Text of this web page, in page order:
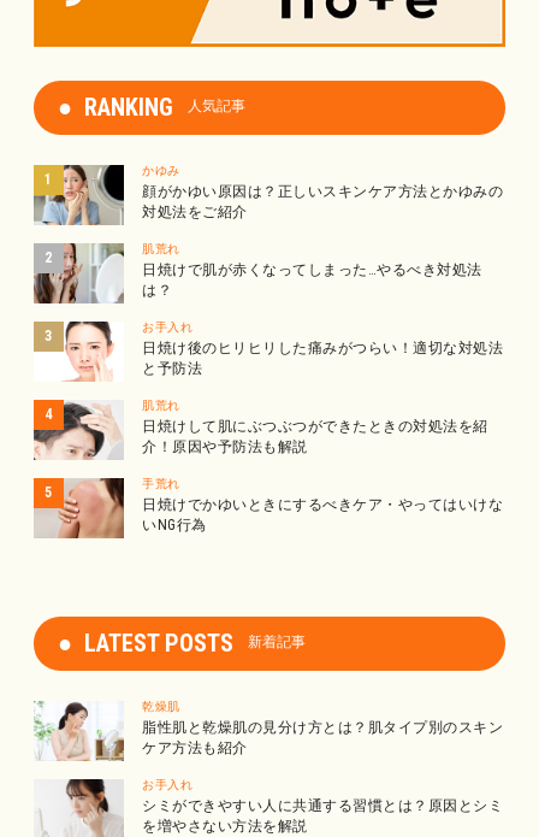
RANKING 人気記事
かゆみ
顔がかゆい原因は？正しいスキンケア方法とかゆみの
対処法をご紹介
肌荒れ
日焼けで肌が赤くなってしまった…やるべき対処法
は？
お手入れ
日焼け後のヒリヒリした痛みがつらい！適切な対処法
と予防法
肌荒れ
日焼けして肌にぶつぶつができたときの対処法を紹
介！原因や予防法も解説
手荒れ
日焼けでかゆいときにするべきケア・やってはいけな
いNG行為
LATEST POSTS 新着記事
乾燥肌
脂性肌と乾燥肌の見分け方とは？肌タイプ別のスキン
ケア方法も紹介
お手入れ
シミができやすい人に共通する習慣とは？原因とシミ
を増やさない方法を解説